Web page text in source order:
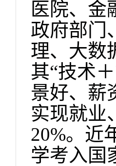
医院、金
政府部门
理、 大数
其“技术
景好、薪
实现就业
20%。 近
学考入国